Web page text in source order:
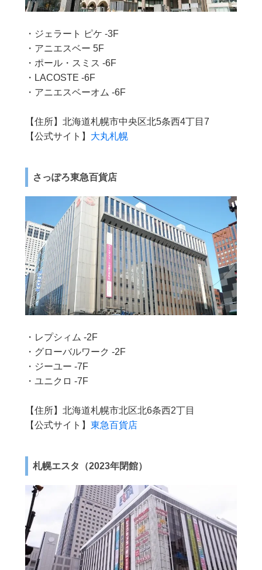
・ジェラート ピケ -3F
・アニエスベー 5F
・ポール・スミス -6F
・LACOSTE -6F
・アニエスベーオム -6F
【住所】北海道札幌市中央区北5条西4丁目7
【公式サイト】 大丸札幌
さっぽろ東急百貨店
・レプシィム -2F
・グローバルワーク -2F
・ジーユー -7F
・ユニクロ -7F
【住所】北海道札幌市北区北6条西2丁目
【公式サイト】東急百貨店
札幌エスタ（2023年閉館）